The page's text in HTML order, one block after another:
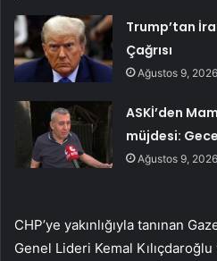
Trump’tan
Çağrısı
Ağustos 9, 2026
ASKİ’den
müjdesi:
Ağustos 9, 2026
CHP’ye yakınlığıyla tanınan
Genel Lideri Kemal